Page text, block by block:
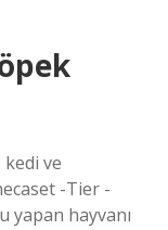
ve
-Tier -
yapan hayvanı